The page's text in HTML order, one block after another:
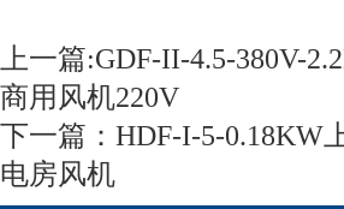
上一篇:GDF-II-4.5-380V-
商用风机220V
下一篇： HDF-I-5-0.18KW
电房风机